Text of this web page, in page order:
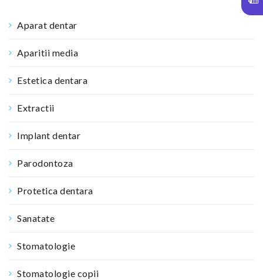
Aparat dentar
Aparitii media
Estetica dentara
Extractii
Implant dentar
Parodontoza
Protetica dentara
Sanatate
Stomatologie
Stomatologie copii